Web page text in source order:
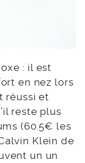
: il est
en nez lors
réussi et
reste plus
(60.5€ les
Klein de
un un